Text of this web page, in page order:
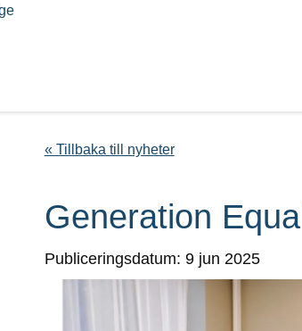
« Tillbaka till nyheter
Generation
Publiceringsdatum: 9 jun 2025